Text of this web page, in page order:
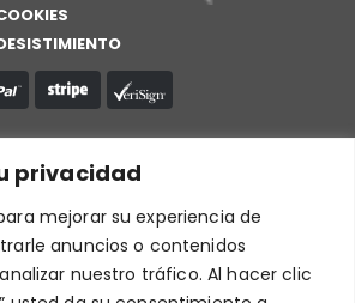
privacidad
mejorar su experiencia de
anuncios o contenidos
nuestro tráfico. Al hacer clic